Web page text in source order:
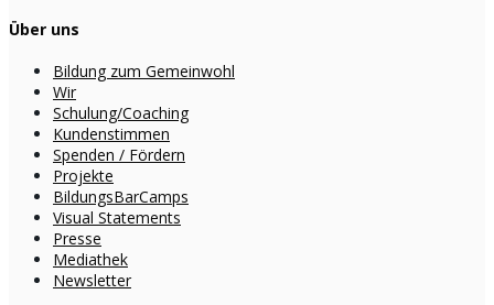
Über uns
Bildung zum Gemeinwohl
Wir
Schulung/Coaching
Kundenstimmen
Spenden / Fördern
Projekte
BildungsBarCamps
Visual Statements
Presse
Mediathek
Newsletter